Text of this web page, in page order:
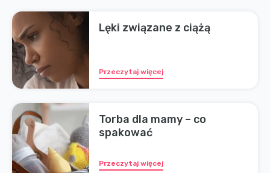
Lęki związane z ciążą
Przeczytaj więcej
Torba dla mamy – co
spakować
Przeczytaj więcej